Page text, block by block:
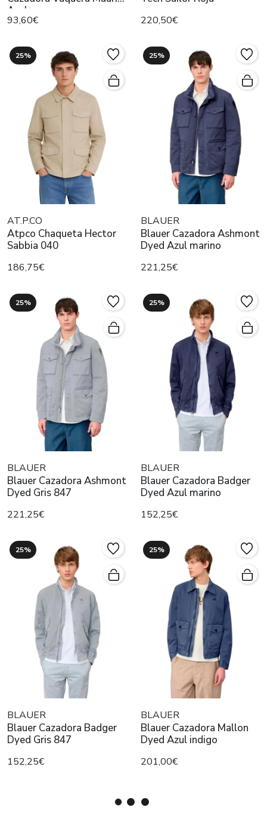
Azul
93,60€ 220,50€
25%
AT.P.CO
Atpco Chaqueta Hector
Sabbia 040
186,75€
25%
BLAUER
Blauer Cazadora Ashmont
Dyed Azul marino
221,25€
25%
BLAUER
Blauer Cazadora Ashmont
Dyed Gris 847
221,25€
25%
BLAUER
Blauer Cazadora Badger
Dyed Azul marino
152,25€
25%
BLAUER
Blauer Cazadora Badger
Dyed Gris 847
152,25€
25%
BLAUER
Blauer Cazadora Mallon
Dyed Azul indigo
201,00€